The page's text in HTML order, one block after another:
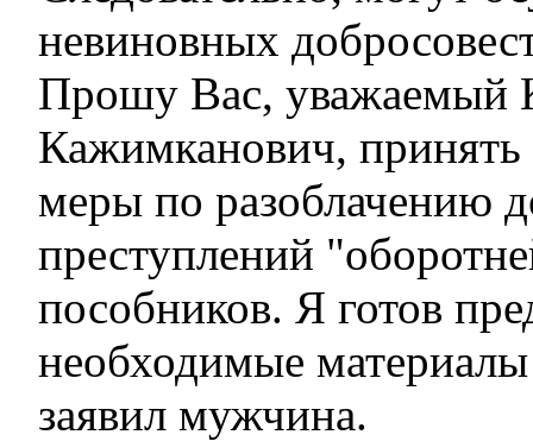
невиновных
Прошу Вас, уважаемый
Кажимканович, принять
меры по разоблачению
преступлений
пособников. Я готов
необходимые
заявил мужчина.